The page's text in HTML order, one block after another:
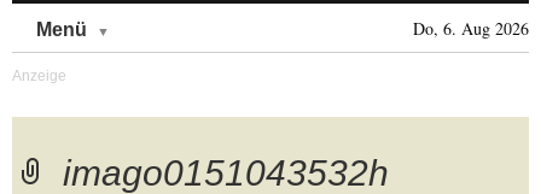
Menü Do, 6. Aug 2026
imago0151043532h